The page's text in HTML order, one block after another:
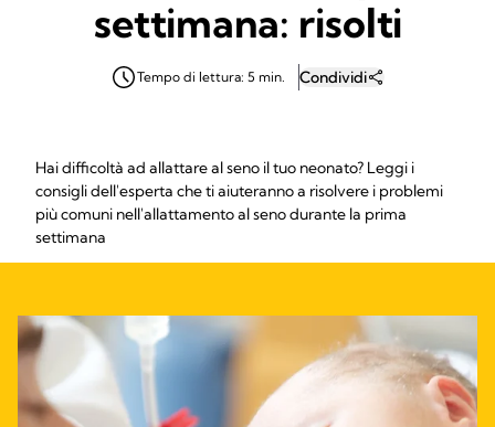
settimana: risolti
Tempo di lettura: 5 min. Condividi
Hai difficoltà ad allattare al seno il tuo neonato? Leggi i
consigli dell'esperta che ti aiuteranno a risolvere i problemi
più comuni nell'allattamento al seno durante la prima
settimana